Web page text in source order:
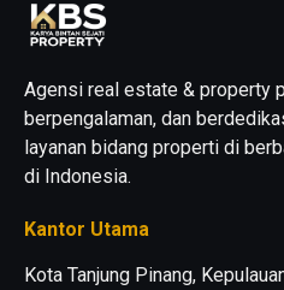
Agensi real estate & property
berpengalaman, dan
layanan bidang properti di
di Indonesia.
Kantor Utama
Kota Tanjung Pinang,